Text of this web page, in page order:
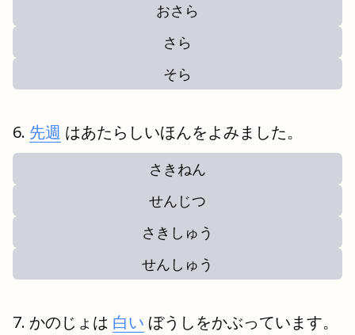
おさら
さら
そら
先週 はあたらしいほんをよみました。
さきねん
せんじつ
さきしゅう
せんしゅう
かのじょは 白い ぼうしをかぶっています。